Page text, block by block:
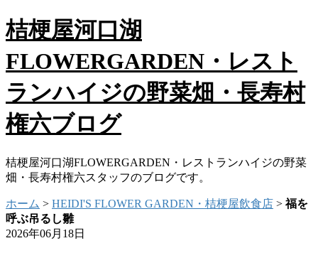
桔梗屋河口湖
FLOWERGARDEN・レスト
ランハイジの野菜畑・長寿村
権六ブログ
桔梗屋河口湖FLOWERGARDEN・レストランハイジの野菜
畑・長寿村権六スタッフのブログです。
ホーム > HEIDI'S FLOWER GARDEN・桔梗屋飲食店 >福を
呼ぶ吊るし雛
2026年06月18日